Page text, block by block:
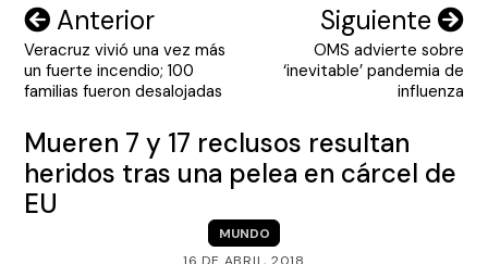
Navegación
de
entradas
Anterior
Veracruz vivió una vez más
un fuerte incendio; 100
familias fueron desalojadas
Siguiente
OMS advierte sobre
‘inevitable’ pandemia de
influenza
Mueren 7 y 17 reclusos resultan
heridos tras una pelea en cárcel de
EU
MUNDO